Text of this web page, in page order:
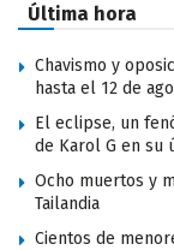
Última hora
Chavismo y
hasta el 12 de
El eclipse, un
de Karol G en su
Ocho muertos y
Tailandia
Cientos de